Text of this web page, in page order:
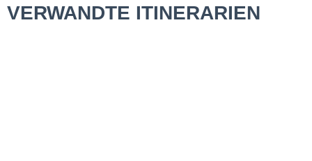
VERWANDTE ITINERARIEN